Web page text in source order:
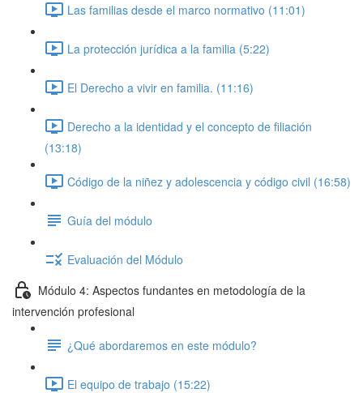
Las familias desde el marco normativo (11:01)
La protección jurídica a la familia (5:22)
El Derecho a vivir en familia. (11:16)
Derecho a la identidad y el concepto de filiación
(13:18)
Código de la niñez y adolescencia y código civil (16:58)
Guía del módulo
Evaluación del Módulo
Módulo 4: Aspectos fundantes en metodología de la
intervención profesional
¿Qué abordaremos en este módulo?
El equipo de trabajo (15:22)